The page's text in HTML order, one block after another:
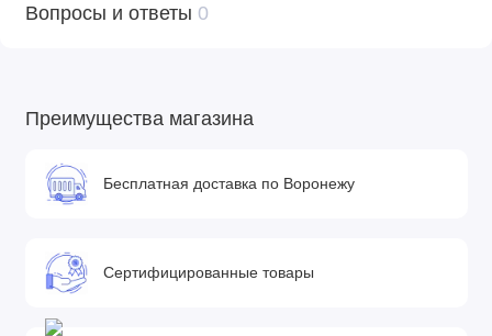
Вопросы и ответы 0
Преимущества магазина
Бесплатная доставка по Воронежу
Сертифицированные товары